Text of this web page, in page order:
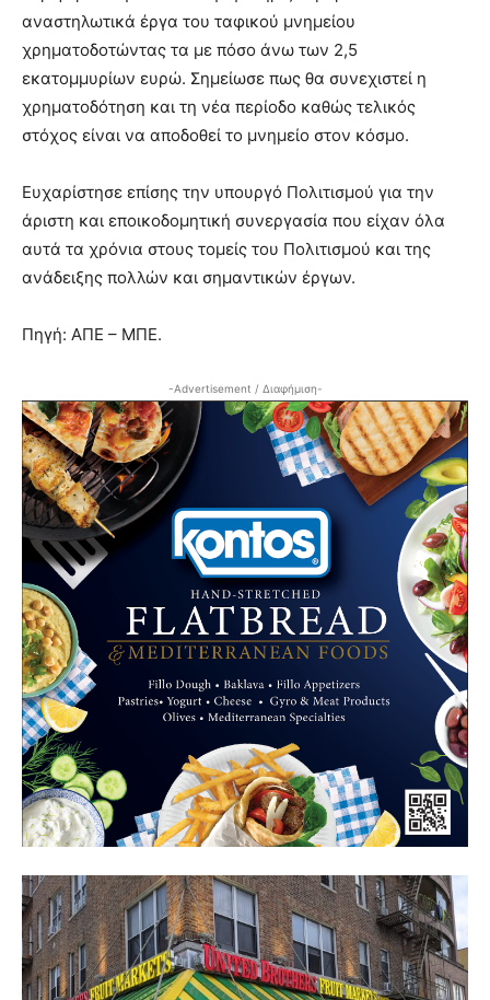
αναστηλωτικά έργα του ταφικού μνημείου
χρηματοδοτώντας τα με πόσο άνω των 2,5
εκατομμυρίων ευρώ. Σημείωσε πως θα συνεχιστεί η
χρηματοδότηση και τη νέα περίοδο καθώς τελικός
στόχος είναι να αποδοθεί το μνημείο στον κόσμο.
Ευχαρίστησε επίσης την υπουργό Πολιτισμού για την
άριστη και εποικοδομητική συνεργασία που είχαν όλα
αυτά τα χρόνια στους τομείς του Πολιτισμού και της
ανάδειξης πολλών και σημαντικών έργων.
Πηγή: ΑΠΕ – ΜΠΕ.
-Advertisement / Διαφήμιση-